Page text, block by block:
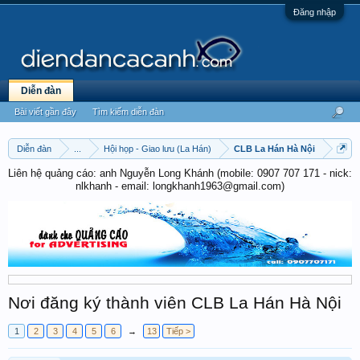
Đăng nhập
Diễn đàn Hội họp - Giao lưu (La Hán) CLB La Hán Hà Nội
Liên hệ quảng cáo: anh Nguyễn Long Khánh (mobile: 0907 707 171 - nick:
nlkhanh - email: longkhanh1963@gmail.com)
Nơi đăng ký thành viên CLB La Hán Hà Nội
1 2 3 4 5 6 → 13 Tiếp >
Diễn đàn
Bài viết gần đây Tìm kiếm diễn đàn